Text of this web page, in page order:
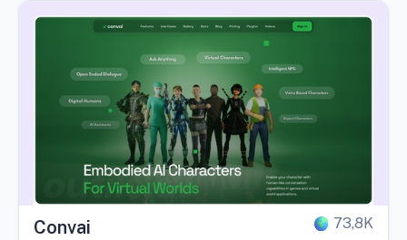
Convai 73,8K